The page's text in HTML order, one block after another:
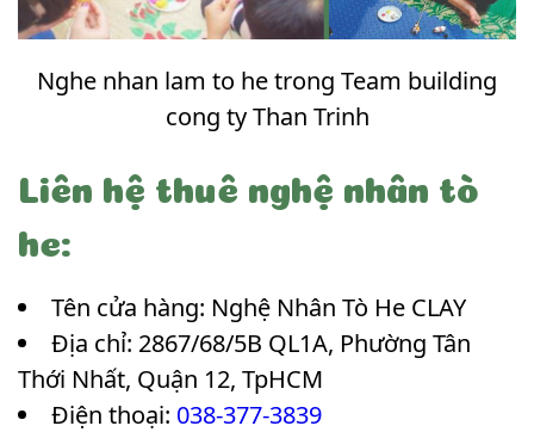
Nghe nhan lam to he trong Team building
cong ty Than Trinh
Liên hệ thuê nghệ nhân tò
he:
Tên cửa hàng: Nghệ Nhân Tò He CLAY
Địa chỉ: 2867/68/5B QL1A, Phường Tân
Thới Nhất, Quận 12, TpHCM
Điện thoại: 038-377-3839